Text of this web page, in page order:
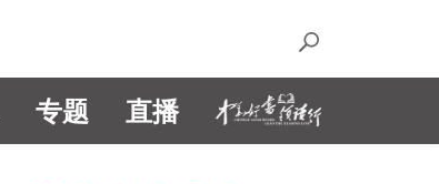
专题 直播